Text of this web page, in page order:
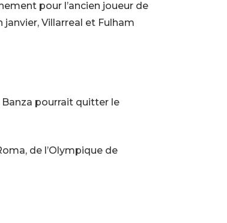
pour l’ancien joueur de
janvier, Villarreal et Fulham
Banza pourrait quitter le
de l’Olympique de